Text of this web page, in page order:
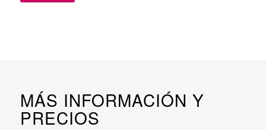
MÁS INFORMACIÓN Y
PRECIOS